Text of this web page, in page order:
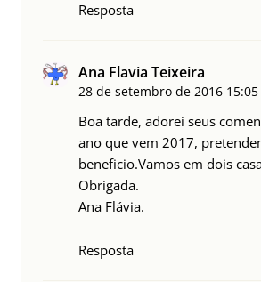
Resposta
Ana Flavia Teixeira
28 de setembro de 2016 15:05
Boa tarde, adorei seus
ano que vem 2017,
beneficio.Vamos em dois
Obrigada.
Ana Flávia.
Resposta